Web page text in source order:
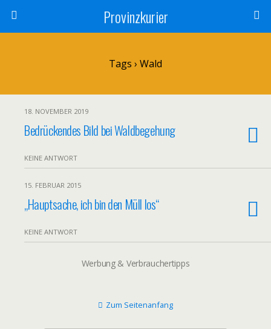
Provinzkurier
Tags › Wald
18. NOVEMBER 2019
Bedrückendes Bild bei Waldbegehung
KEINE ANTWORT
15. FEBRUAR 2015
„Hauptsache, ich bin den Müll los“
KEINE ANTWORT
Werbung & Verbrauchertipps
Zum Seitenanfang